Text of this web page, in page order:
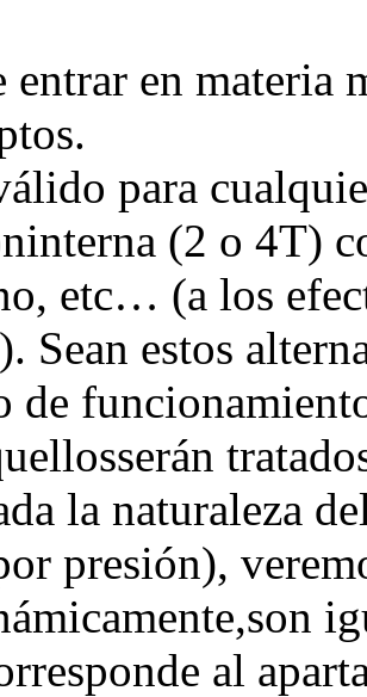
entrar en materia
para
(2 o 4T)
etc… (a los
Sean estos
de
la naturaleza
presión),
al